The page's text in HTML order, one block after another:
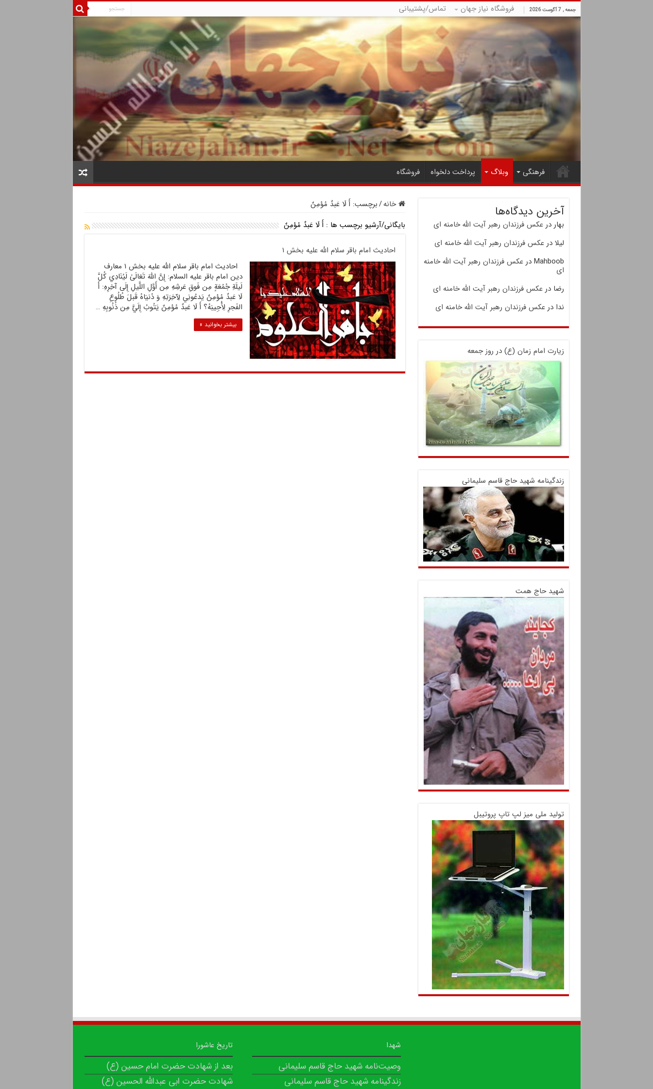
جمعه , 7 آگوست 2026 فروشگاه نیاز جهان تماس/پشتیبانی
فرهنگی وبلاگ پرداخت دلخواه فروشگاه
خانه/برچسب:أَ لَا عَبدٌ مُؤمِنٌ
بایگانی/آرشیو برچسب ها :أَ لَا عَبدٌ مُؤمِنٌ
احادیث امام باقر سلام الله علیه بخش ۱
احادیث امام باقر سلام الله علیه بخش ۱ معارف
دین امام باقر علیه السلام: إِنَّ اللَّهَ تَعَالَىٰ لَيُنَادِي‏ كُلَّ
لَيلَةِ جُمُعَةٍ مِن فَوقِ عَرشِهِ مِن أَوَّلِ اللَّيلِ إِلَى آخِرِهِ: أَ
لَا عَبدٌ مُؤمِنٌ يَدعُونِي لِآخِرَتِهِ وَ دُنيَاهُ قَبلَ طُلُوعِ
الفَجرِ لِأُجِيبَهُ؟ أَ لَا عَبدٌ مُؤمِنٌ يَتُوبُ إِلَيَّ مِن ذُنُوبِهِ …
بیشتر بخوانید »
آخرین دیدگاه‌ها
بهار درعکس فرزندان رهبر آیت الله خامنه ای
لیلا درعکس فرزندان رهبر آیت الله خامنه ای
Mahboob درعکس فرزندان رهبر آیت الله خامنه
ای
رضا درعکس فرزندان رهبر آیت الله خامنه ای
ندا درعکس فرزندان رهبر آیت الله خامنه ای
زیارت امام زمان (ع) در روز جمعه
زندگینامه شهید حاج قاسم سلیمانی
شهید حاج همت
تولید ملی میز لپ تاپ پروتیبل
شهدا
وصیت‌نامه شهید حاج قاسم سلیمانی
زندگینامه شهید حاج قاسم سلیمانی
تاریخ عاشورا
بعد از شهادت حضرت امام حسین (ع)
شهادت حضرت ابی عبدالله الحسین (ع)